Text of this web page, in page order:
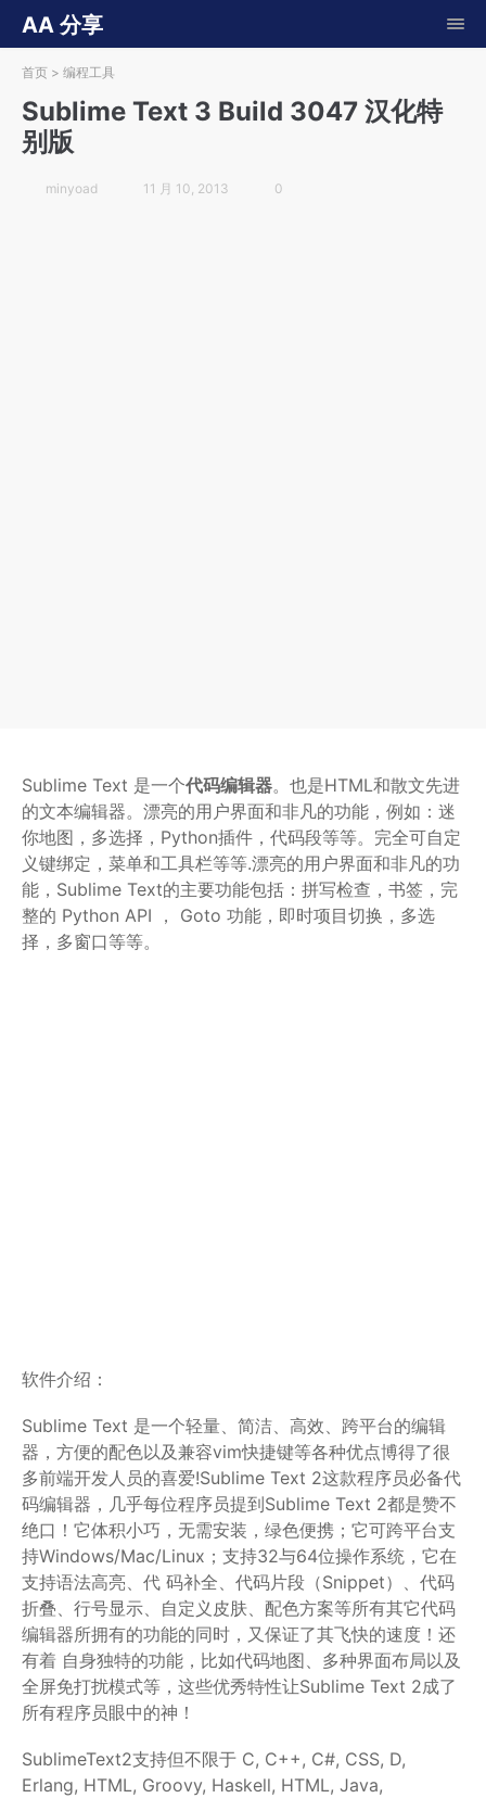
AA 分享
首页 > 编程工具
Sublime Text 3 Build 3047 汉化特
别版
minyoad 11 月 10, 2013 0
Sublime Text 是一个代码编辑器。也是HTML和散文先进
的文本编辑器。漂亮的用户界面和非凡的功能，例如：迷
你地图，多选择，Python插件，代码段等等。完全可自定
义键绑定，菜单和工具栏等等.漂亮的用户界面和非凡的功
能，Sublime Text的主要功能包括：拼写检查，书签，完
整的 Python API ， Goto 功能，即时项目切换，多选
择，多窗口等等。
软件介绍：
Sublime Text 是一个轻量、简洁、高效、跨平台的编辑
器，方便的配色以及兼容vim快捷键等各种优点博得了很
多前端开发人员的喜爱!Sublime Text 2这款程序员必备代
码编辑器，几乎每位程序员提到Sublime Text 2都是赞不
绝口！它体积小巧，无需安装，绿色便携；它可跨平台支
持Windows/Mac/Linux；支持32与64位操作系统，它在
支持语法高亮、代 码补全、代码片段（Snippet）、代码
折叠、行号显示、自定义皮肤、配色方案等所有其它代码
编辑器所拥有的功能的同时，又保证了其飞快的速度！还
有着 自身独特的功能，比如代码地图、多种界面布局以及
全屏免打扰模式等，这些优秀特性让Sublime Text 2成了
所有程序员眼中的神！
SublimeText2支持但不限于 C, C++, C#, CSS, D,
Erlang, HTML, Groovy, Haskell, HTML, Java,